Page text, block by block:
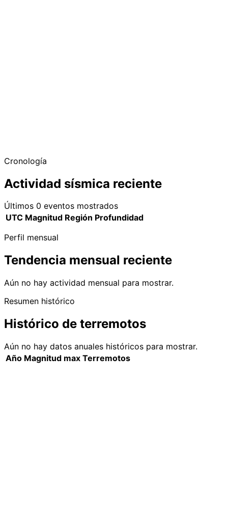
Cronología
Actividad sísmica reciente
Últimos 0 eventos mostrados
UTC Magnitud Región Profundidad
Perfil mensual
Tendencia mensual reciente
Aún no hay actividad mensual para mostrar.
Resumen histórico
Histórico de terremotos
Aún no hay datos anuales históricos para mostrar.
Año Magnitud max Terremotos